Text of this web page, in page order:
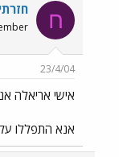
ח
23/4/04
אישי אריאלה
אנא התפללו